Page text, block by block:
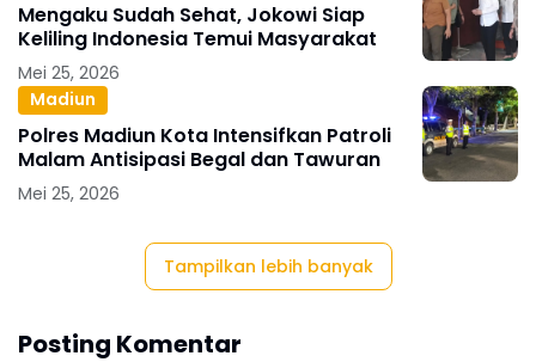
Mengaku Sudah Sehat, Jokowi Siap
Keliling Indonesia Temui Masyarakat
Mei 25, 2026
Madiun
Polres Madiun Kota Intensifkan Patroli
Malam Antisipasi Begal dan Tawuran
Mei 25, 2026
Tampilkan lebih banyak
Posting Komentar